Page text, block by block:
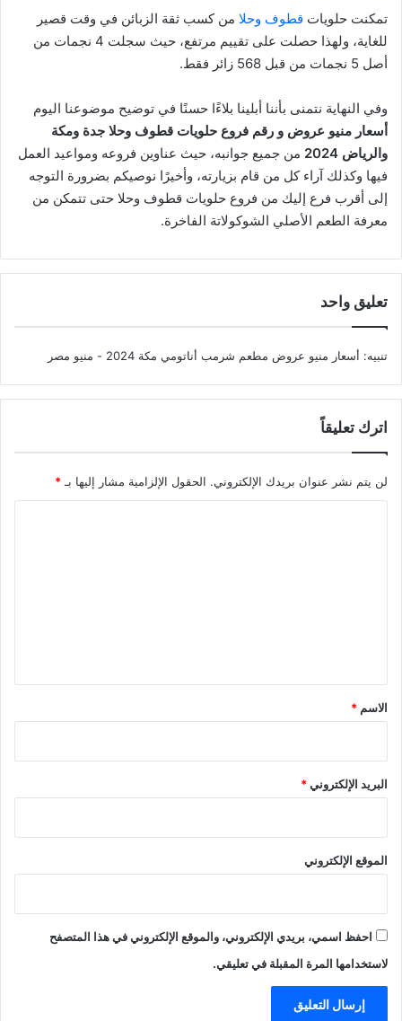
تمكنت حلويات قطوف وحلا من كسب ثقة الزبائن في وقت قصير
للغاية، ولهذا حصلت على تقييم مرتفع، حيث سجلت 4 نجمات من
أصل 5 نجمات من قبل 568 زائر فقط.
وفي النهاية نتمنى بأننا أبلينا بلاءًا حسنًا في توضيح موضوعنا اليوم
أسعار منيو عروض و رقم فروع حلويات قطوف وحلا جدة ومكة
والرياض 2024
من جميع جوانبه، حيث عناوين فروعه ومواعيد العمل
فيها وكذلك آراء كل من قام بزيارته، وأخيرًا نوصيكم بضرورة التوجه
إلى أقرب فرع إليك من فروع حلويات قطوف وحلا حتى تتمكن من
معرفة الطعم الأصلي الشوكولاتة الفاخرة.
تعليق واحد
تنبيه: أسعار منيو عروض مطعم شرمب أناتومي مكة 2024 - منيو مصر
اترك تعليقاً
لن يتم نشر عنوان بريدك الإلكتروني. الحقول الإلزامية مشار إليها بـ *
*
الاسم *
البريد الإلكتروني*
الموقع الإلكتروني
احفظ اسمي، بريدي الإلكتروني، والموقع الإلكتروني في هذا المتصفح
لاستخدامها المرة المقبلة في تعليقي.